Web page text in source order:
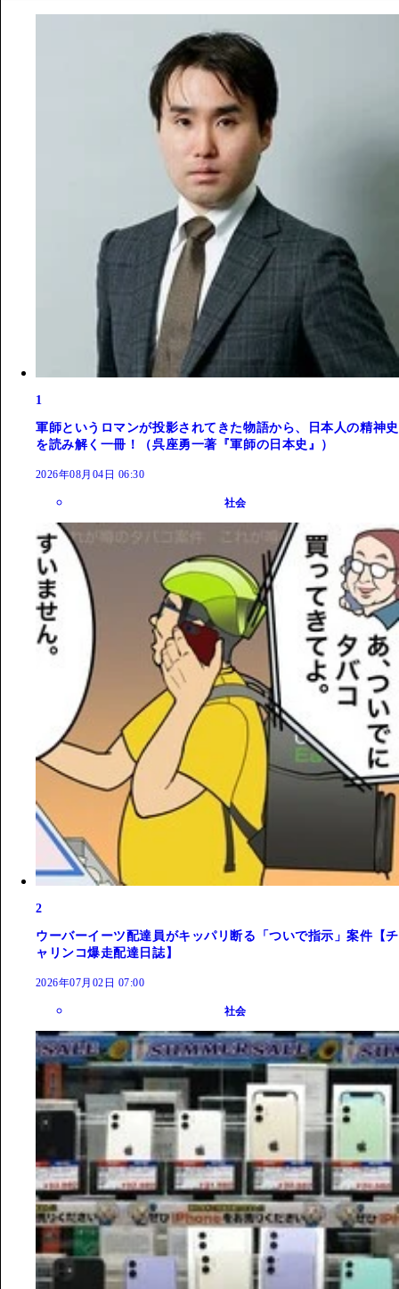
1
軍師というロマンが投影されてきた物語から、日本人の精神史
を読み解く一冊！（呉座勇一著『軍師の日本史』）
2026年08月04日 06:30
社会
2
ウーバーイーツ配達員がキッパリ断る「ついで指示」案件【チ
ャリンコ爆走配達日誌】
2026年07月02日 07:00
社会